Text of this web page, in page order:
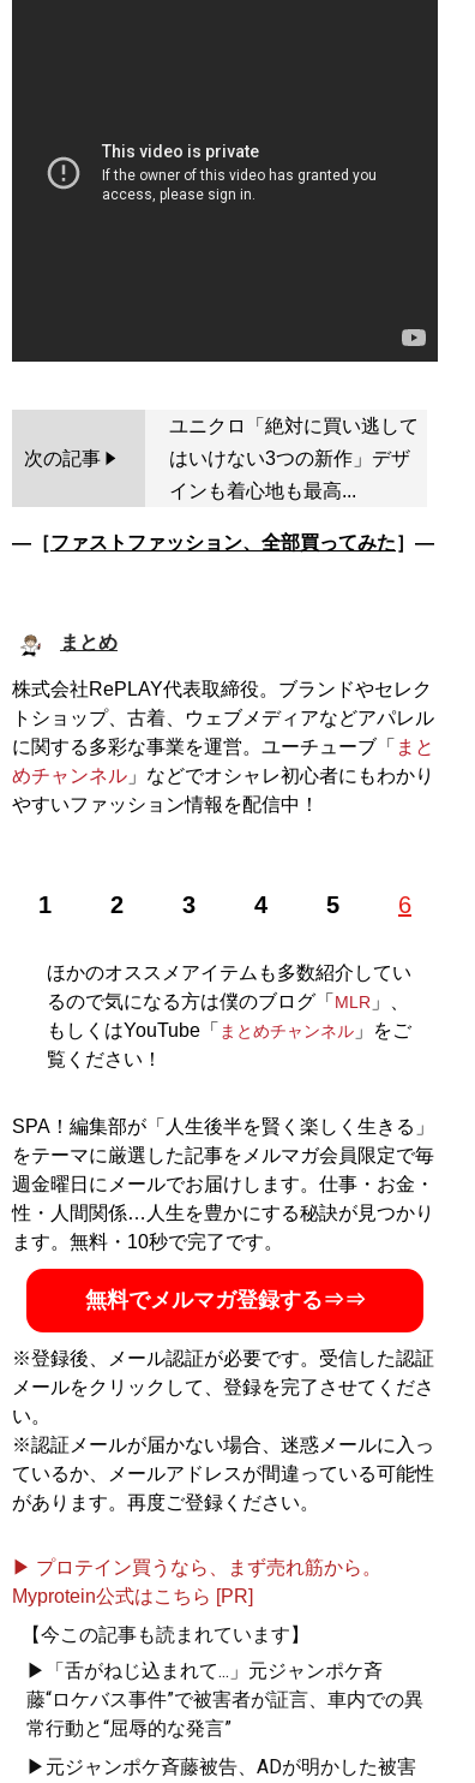
次の記事
ユニクロ「絶対に買い逃して
はいけない3つの新作」デザ
インも着心地も最高...
―［ファストファッション、全部買ってみた］―
まとめ
株式会社RePLAY代表取締役。ブランドやセレク
トショップ、古着、ウェブメディアなどアパレル
に関する多彩な事業を運営。ユーチューブ「 まと
めチャンネル 」などでオシャレ初心者にもわかり
やすいファッション情報を配信中！
1 2 3 4 5 6
ほかのオススメアイテムも多数紹介してい
るので気になる方は僕のブログ「 MLR 」、
もしくはYouTube「 まとめチャンネル」をご
覧ください！
SPA！編集部が「人生後半を賢く楽しく生きる」
をテーマに厳選した記事をメルマガ会員限定で毎
週金曜日にメールでお届けします。仕事・お金・
性・人間関係…人生を豊かにする秘訣が見つかり
ます。無料・10秒で完了です。
無料でメルマガ登録する⇒⇒
※登録後、メール認証が必要です。受信した認証
メールをクリックして、登録を完了させてくださ
い。
※認証メールが届かない場合、迷惑メールに入っ
ているか、メールアドレスが間違っている可能性
があります。再度ご登録ください。
▶ プロテイン買うなら、まず売れ筋から。
Myprotein公式はこちら [PR]
【今この記事も読まれています】
▶「舌がねじ込まれて...」元ジャンポケ斉
藤“ロケバス事件”で被害者が証言、車内での異
常行動と“屈辱的な発言”
▶元ジャンポケ斉藤被告、ADが明かした被害